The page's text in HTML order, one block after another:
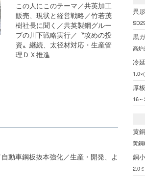
この人にこのテーマ／共英加工
販売、現状と経営戦略／竹若茂
樹社長に聞く／共英製鋼グルー
プの川下戦略実行／〝攻めの投
資〟継続、太径材対応・生産管
理ＤＸ推進
動車鋼板抜本強化／生産・開発、よ
異
黒
高炉
冷
厚板
16
黄
黄銅
銅
2.0